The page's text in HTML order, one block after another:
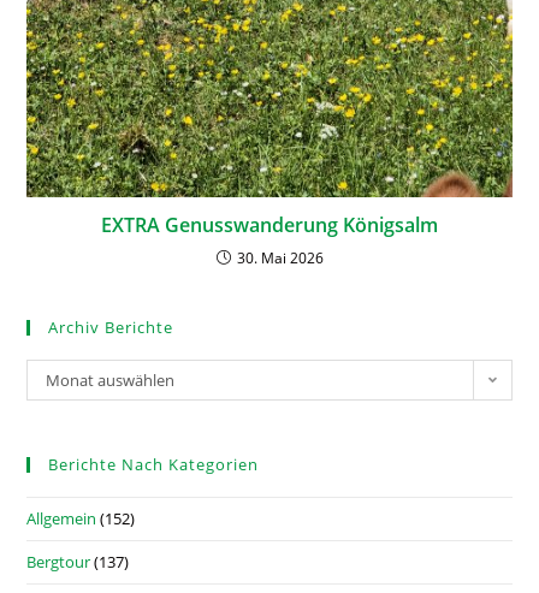
EXTRA Genusswanderung Königsalm
30. Mai 2026
Archiv Berichte
Monat auswählen
Berichte Nach Kategorien
Allgemein (152)
Bergtour(137)